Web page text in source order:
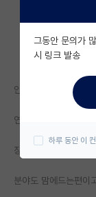
자유 게시판(
미국 유학 게
미국 대학원
대학원생 모집
연구실(PI) 홍
석박사 채용
안녕하세요. 올해 석
연구실에 관해 설명 드
장점먼저 말씀드리면
분야도 맘에드는편이
그동안 문의가
시 링크 발송
하루 동안 이